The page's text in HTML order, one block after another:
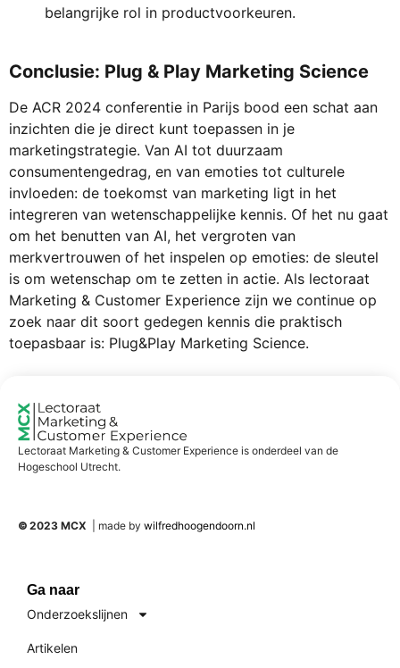
belangrijke rol in productvoorkeuren.
Conclusie: Plug & Play Marketing Science
De ACR 2024 conferentie in Parijs bood een schat aan
inzichten die je direct kunt toepassen in je
marketingstrategie. Van AI tot duurzaam
consumentengedrag, en van emoties tot culturele
invloeden: de toekomst van marketing ligt in het
integreren van wetenschappelijke kennis. Of het nu gaat
om het benutten van AI, het vergroten van
merkvertrouwen of het inspelen op emoties: de sleutel
is om wetenschap om te zetten in actie. Als lectoraat
Marketing & Customer Experience zijn we continue op
zoek naar dit soort gedegen kennis die praktisch
toepasbaar is: Plug&Play Marketing Science.
Lectoraat Marketing & Customer Experience is onderdeel van de
Hogeschool Utrecht.
© 2023 MCX | made by wilfredhoogendoorn.nl
Ga naar
Onderzoekslijnen
Artikelen